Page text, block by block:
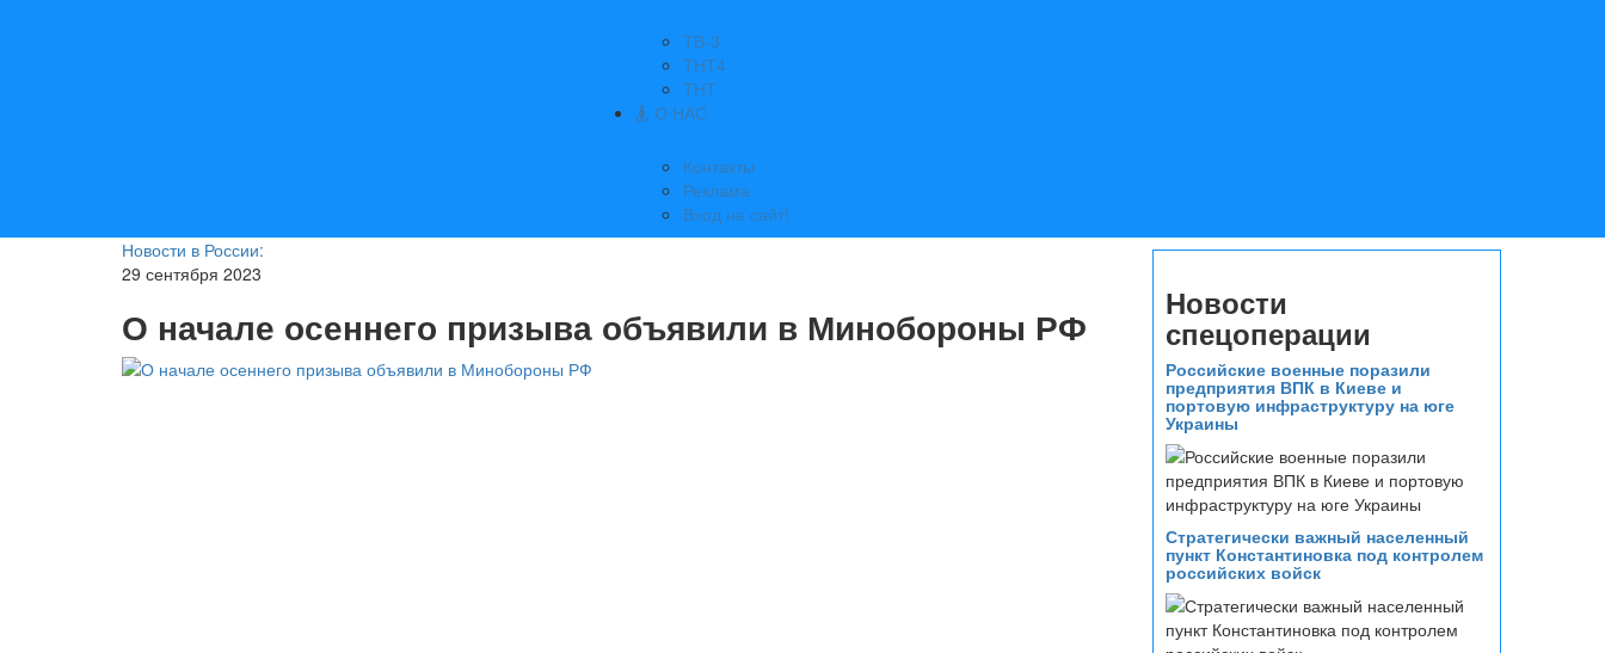
ТВ-3
ТНТ4
ТНТ
О НАС
Контакты
Реклама
Вход на сайт!
Новости в России:
29 сентября 2023
О начале осеннего призыва объявили в Минобороны РФ Новости
спецоперации
Российские военные поразили
предприятия ВПК в Киеве и
портовую инфраструктуру на юге
Украины
Стратегически важный населенный
пункт Константиновка под контролем
российских войск